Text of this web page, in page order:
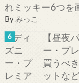
れミッキー6つを
Byみっこ
【昼夜
ー・プ
買うべ
ットな